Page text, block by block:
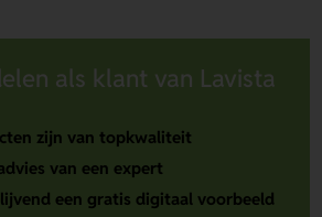
als klant van Lavista
zijn van topkwaliteit
van een expert
een gratis digitaal voorbeeld